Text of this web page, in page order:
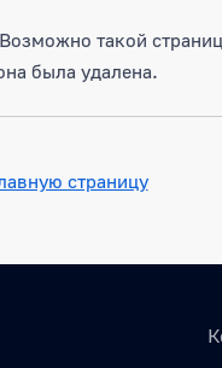
такой
была удалена.
страницу